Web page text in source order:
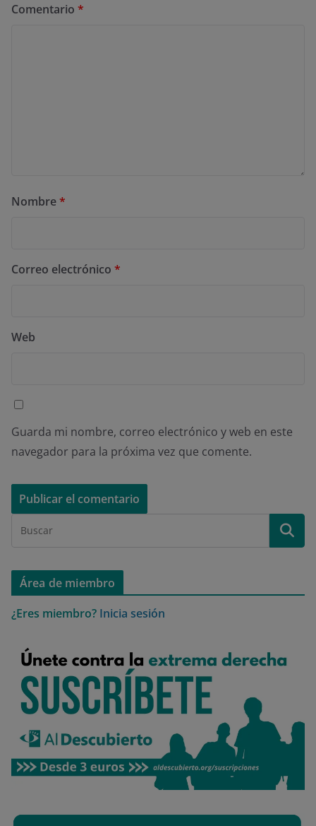
Comentario *
Nombre*
Correo electrónico *
Web
Guarda mi nombre, correo electrónico y web en este
navegador para la próxima vez que comente.
Área de miembro
¿Eres miembro? Inicia sesión